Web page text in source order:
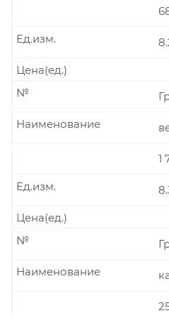
Ед.изм.
Цена(ед.)
№
Наименование
1
Ед.изм.
Цена(ед.)
№
Наименование